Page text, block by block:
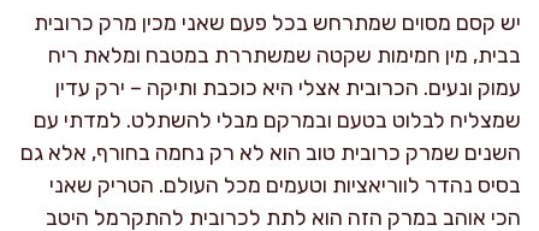
יש קסם מסוים שמתרחש בכל פעם שאני מכין מרק כרובית
בבית, מין חמימות שקטה שמשתררת במטבח ומלאת ריח
עמוק ונעים. הכרובית אצלי היא כוכבת ותיקה – ירק עדין
שמצליח לבלוט בטעם ובמרקם מבלי להשתלט. למדתי עם
השנים שמרק כרובית טוב הוא לא רק נחמה בחורף, אלא גם
בסיס נהדר לווריאציות וטעמים מכל העולם. הטריק שאני
הכי אוהב במרק הזה הוא לתת לכרובית להתקרמל היטב